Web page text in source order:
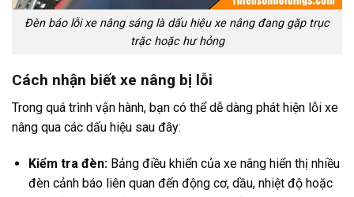
Đèn báo lỗi xe nâng sáng là dấu hiệu xe nâng đang gặp trục
trặc hoặc hư hỏng
Cách nhận biết xe nâng bị lỗi
Trong quá trình vận hành, bạn có thể dễ dàng phát hiện lỗi xe
nâng qua các dấu hiệu sau đây:
Kiểm tra đèn:Bảng điều khiển của xe nâng hiển thị nhiều
đèn cảnh báo liên quan đến động cơ, dầu, nhiệt độ hoặc